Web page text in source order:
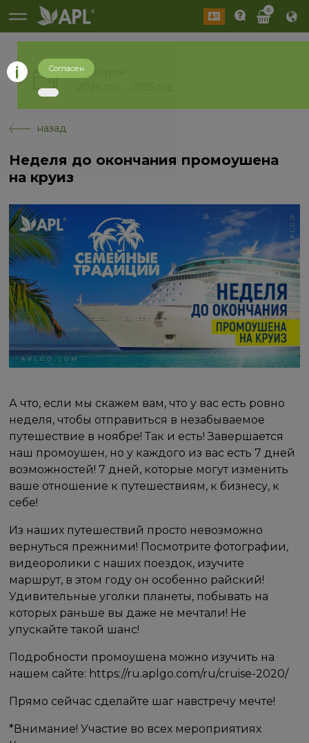
0
История
назад
Неделя до окончания промоушена
на круиз
А что, если мы скажем вам, что у вас есть ровно
неделя, чтобы отправиться в незабываемое
путешествие в ноябре! Так и есть! Завершается
наш промоушен, но у каждого из вас есть 7 дней
возможностей! 7 дней, которые могут изменить
ваше отношение к путешествиям, к бизнесу, к
себе!
Из наших путешествий просто невозможно
вернуться прежними! Посмотрите фотографии,
видеоролики с наших поездок, изучите
маршрут, в этом году он особенно райский!
Удивительные уголки планеты, побывать на
которых раньше вы даже не мечтали! Не
упускайте такой шанс!
Подробности промоушена можно изучить на
нашем сайте: https://ru.aplgo.com/ru/cruise-2020/
Прямо сейчас сделайте шаг навстречу мечте!
*Внимание! Участие во всех мероприятиях
Согласен